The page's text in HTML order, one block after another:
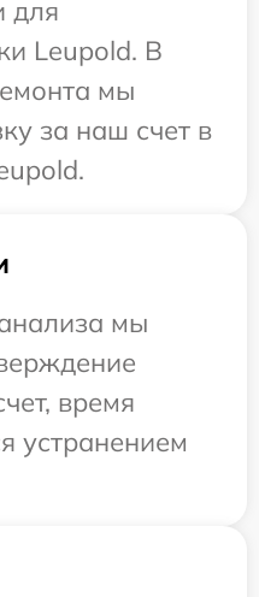
для
Leupold. В
мы
за наш счет в
мы
время
устранением